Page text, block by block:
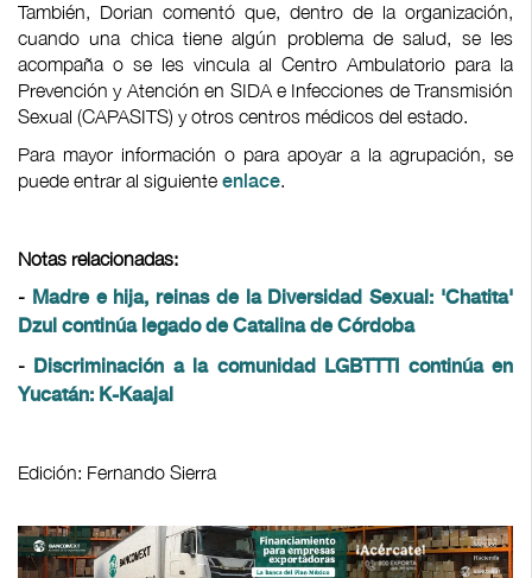
También, Dorian comentó que, dentro de la organización,
cuando una chica tiene algún problema de salud, se les
acompaña o se les vincula al Centro Ambulatorio para la
Prevención y Atención en SIDA e Infecciones de Transmisión
Sexual (CAPASITS) y otros centros médicos del estado.
Para mayor información o para apoyar a la agrupación, se
puede entrar al siguiente enlace.
Notas relacionadas:
- Madre e hija, reinas de la Diversidad Sexual: 'Chatita'
Dzul continúa legado de Catalina de Córdoba
- Discriminación a la comunidad LGBTTTI continúa en
Yucatán: K-Kaajal
Edición: Fernando Sierra